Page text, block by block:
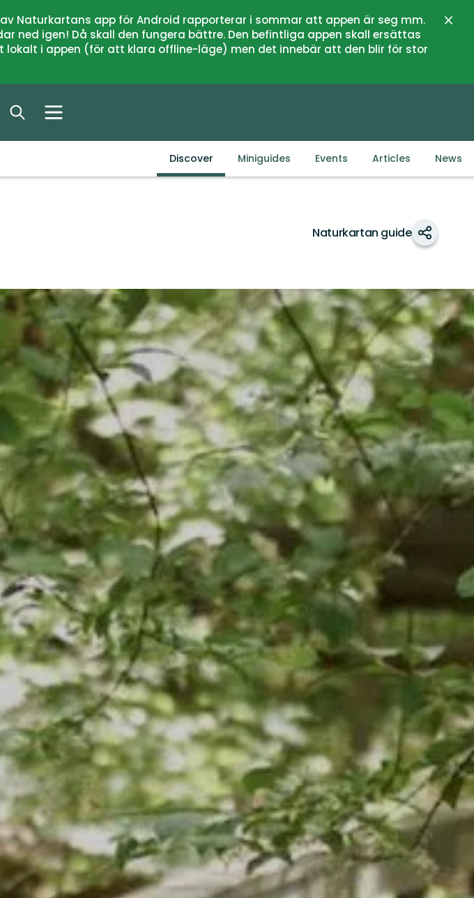
Naturkartans app för Android rapporterar i sommar att appen är seg mm.
ned igen! Då skall den fungera bättre. Den befintliga appen skall ersättas
i appen (för att klara offline-läge) men det innebär att den blir för stor
Close
Discover Miniguides Events Articles News
Naturkartan guide
Share